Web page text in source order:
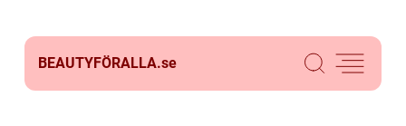
BEAUTYFÖRALLA.se